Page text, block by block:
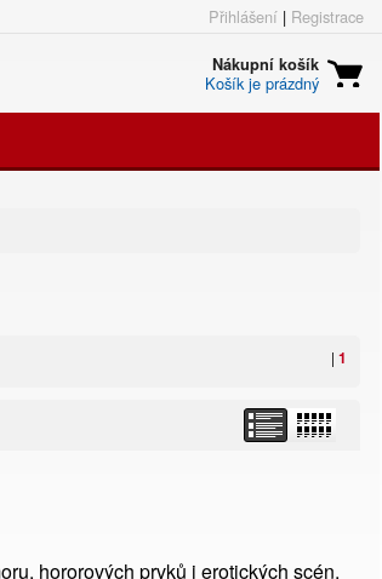
Přihlášení | Registrace
Nákupní košík
Košík je prázdný
| 1
hororových prvků i erotických scén.